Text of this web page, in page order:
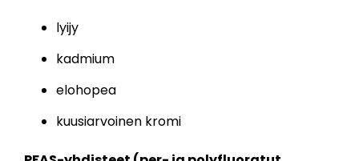
lyijy
kadmium
elohopea
kuusiarvoinen kromi